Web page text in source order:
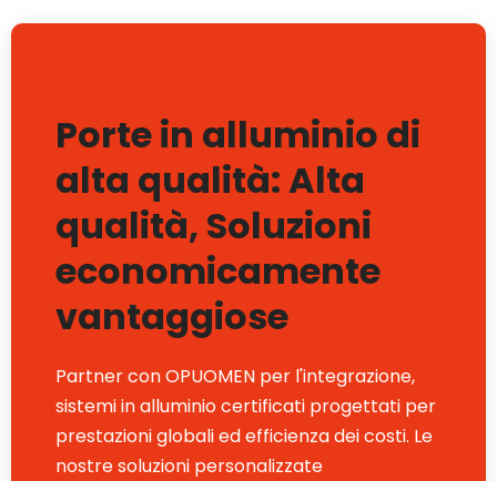
Porte in alluminio di
alta qualità: Alta
qualità, Soluzioni
economicamente
vantaggiose
Partner con OPUOMEN per l'integrazione,
sistemi in alluminio certificati progettati per
prestazioni globali ed efficienza dei costi. Le
nostre soluzioni personalizzate